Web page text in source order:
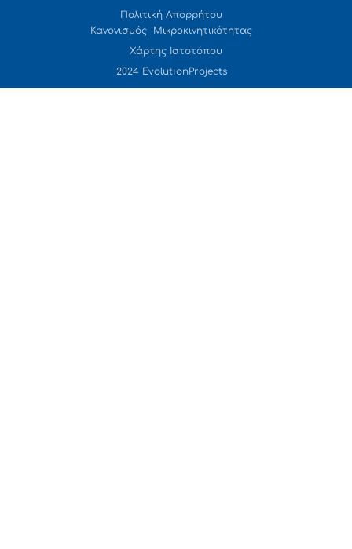
Πολιτική Απορρήτου
Κανονισμός Μικροκινητικότητας
Χάρτης Ιστοτόπου
2024 EvolutionProjects